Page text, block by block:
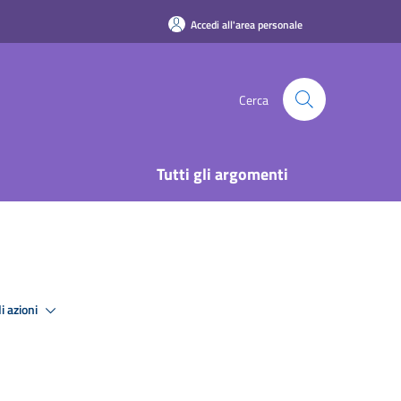
Accedi all'area personale
Cerca
Tutti gli argomenti
azioni